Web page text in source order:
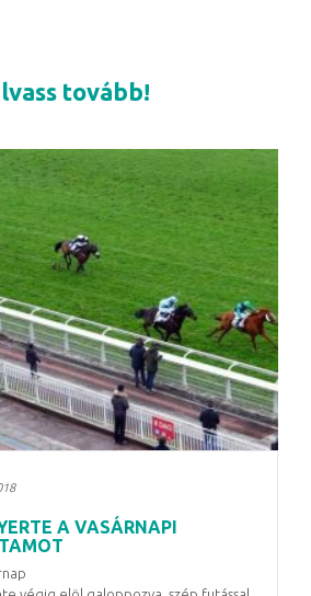
tovább!
A VASÁRNAPI